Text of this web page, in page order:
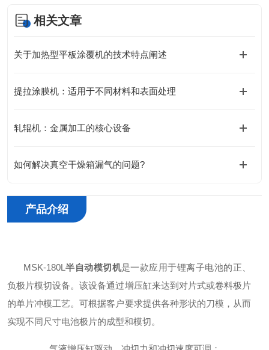
相关文章
关于加热型平板涂覆机的技术特点阐述
提拉涂膜机：适用于不同材料和表面处理
轧辊机：金属加工的核心设备
如何解决真空干燥箱漏气的问题?
产品介绍
MSK-180L 半自动模切机是一款应用于锂离子电池的正、
负极片模切设备。该设备通过增压缸来达到对片式或卷料极片
的单片冲模工艺。可根据客户要求提供各种形状的刀模，从而
实现不同尺寸电池极片的成型和模切。